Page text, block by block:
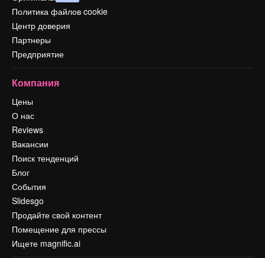
Политика файлов cookie
Центр доверия
Партнеры
Предприятие
Компания
Цены
О нас
Reviews
Вакансии
Поиск тенденций
Блог
События
Slidesgo
Продайте свой контент
Помещение для прессы
Ищете magnific.ai